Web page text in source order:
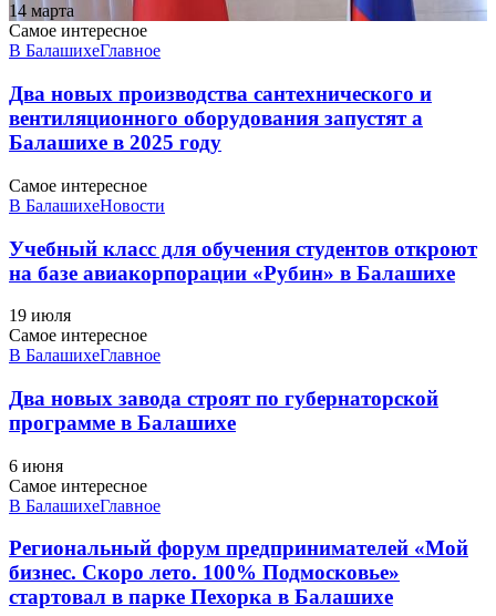
14 марта
Самое интересное
В БалашихеГлавное
Два новых производства сантехнического и
вентиляционного оборудования запустят а
Балашихе в 2025 году
Самое интересное
В БалашихеНовости
Учебный класс для обучения студентов откроют
на базе авиакорпорации «Рубин» в Балашихе
19 июля
Самое интересное
В БалашихеГлавное
Два новых завода строят по губернаторской
программе в Балашихе
6 июня
Самое интересное
В БалашихеГлавное
Региональный форум предпринимателей «Мой
бизнес. Скоро лето. 100% Подмосковье»
стартовал в парке Пехорка в Балашихе